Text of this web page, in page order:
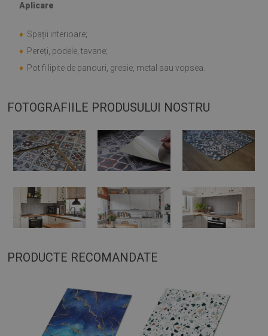
Aplicare
♦ Spații interioare;
♦ Pereți, podele, tavane;
♦ Pot fi lipite de panouri, gresie, metal sau vopsea.
FOTOGRAFIILE PRODUSULUI NOSTRU
PRODUCTE RECOMANDATE